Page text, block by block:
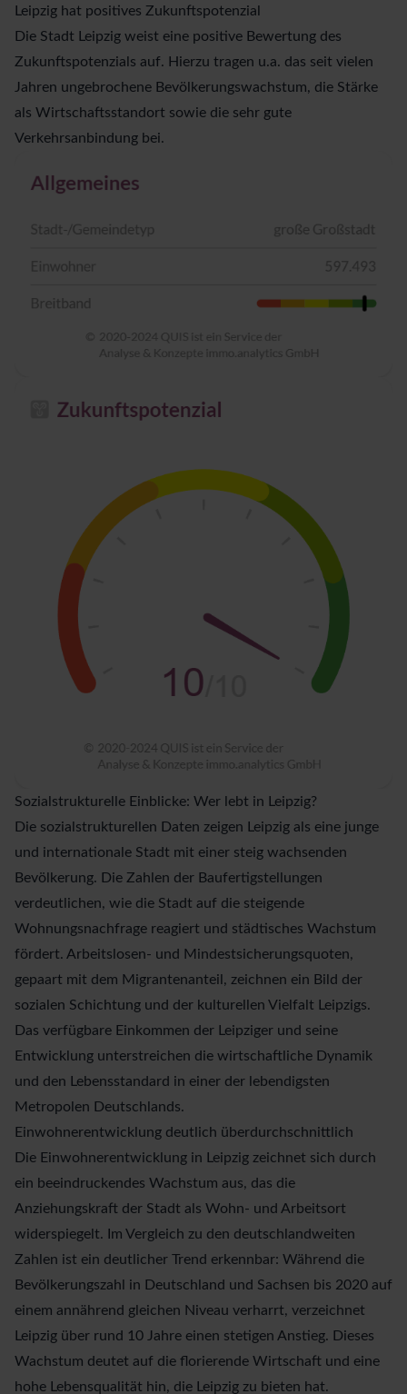
Leipzig hat positives Zukunftspotenzial
Die Stadt Leipzig weist eine positive Bewertung des
Zukunftspotenzials auf. Hierzu tragen u.a. das seit vielen
Jahren ungebrochene Bevölkerungswachstum, die Stärke
als Wirtschaftsstandort sowie die sehr gute
Verkehrsanbindung bei.
Sozialstrukturelle Einblicke: Wer lebt in Leipzig?
Die sozialstrukturellen Daten zeigen Leipzig als eine junge
und internationale Stadt mit einer steig wachsenden
Bevölkerung. Die Zahlen der Baufertigstellungen
verdeutlichen, wie die Stadt auf die steigende
Wohnungsnachfrage reagiert und städtisches Wachstum
fördert. Arbeitslosen- und Mindestsicherungsquoten,
gepaart mit dem Migrantenanteil, zeichnen ein Bild der
sozialen Schichtung und der kulturellen Vielfalt Leipzigs.
Das verfügbare Einkommen der Leipziger und seine
Entwicklung unterstreichen die wirtschaftliche Dynamik
und den Lebensstandard in einer der lebendigsten
Metropolen Deutschlands.
Einwohnerentwicklung deutlich überdurchschnittlich
Die Einwohnerentwicklung in Leipzig zeichnet sich durch
ein beeindruckendes Wachstum aus, das die
Anziehungskraft der Stadt als Wohn- und Arbeitsort
widerspiegelt. Im Vergleich zu den deutschlandweiten
Zahlen ist ein deutlicher Trend erkennbar: Während die
Bevölkerungszahl in Deutschland und Sachsen bis 2020 auf
einem annährend gleichen Niveau verharrt, verzeichnet
Leipzig über rund 10 Jahre einen stetigen Anstieg. Dieses
Wachstum deutet auf die florierende Wirtschaft und eine
hohe Lebensqualität hin, die Leipzig zu bieten hat.